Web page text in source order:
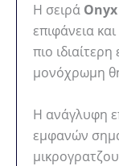
Η σειρά
επιφάνεια
πιο
μονόχρωμη
Η ανάγλυφη
εμφανών